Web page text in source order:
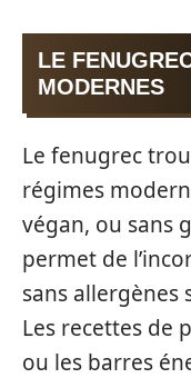
LE
MODERNES
Le fenugrec
régimes
végan, ou sans
permet de
sans
Les recettes de
ou les barres